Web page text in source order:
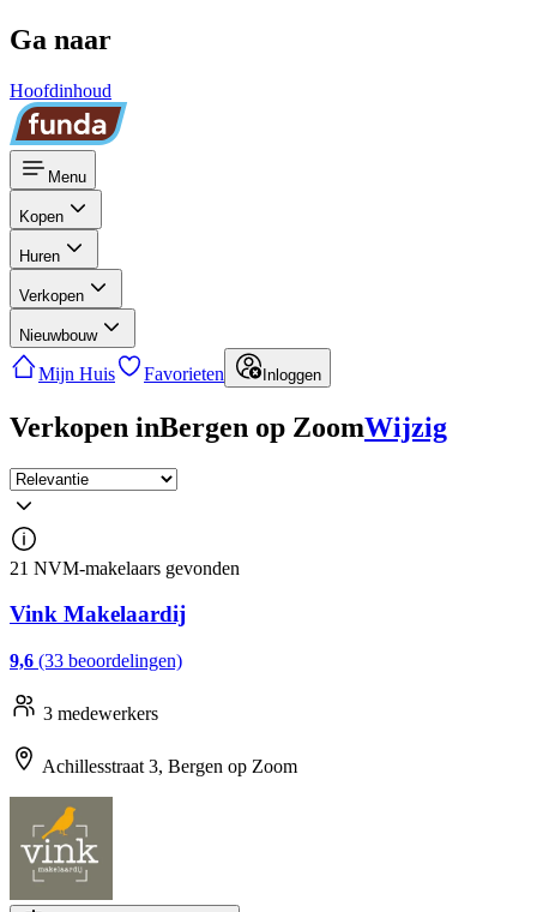
Ga naar
Hoofdinhoud
Menu
Kopen
Huren
Verkopen
Nieuwbouw
Mijn Huis Favorieten Inloggen
Verkopen inBergen op ZoomWijzig
21 NVM-makelaars gevonden
Vink Makelaardij
9,6 (33 beoordelingen)
3 medewerkers
Achillesstraat 3, Bergen op Zoom